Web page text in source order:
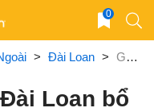
0
> Đài Loan > Gợi ý mua sắm ở Đài Loan bổ ích cho chuyến du lịch ngắn ngày
Loan bổ